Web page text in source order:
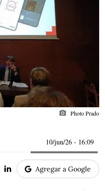
photo_camera Photo Prado
10/jun/26 - 16:09
Agregar a Google